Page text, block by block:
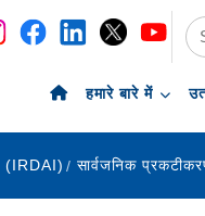
हमारे बारे में
(IRDAI) सार्वजनिक